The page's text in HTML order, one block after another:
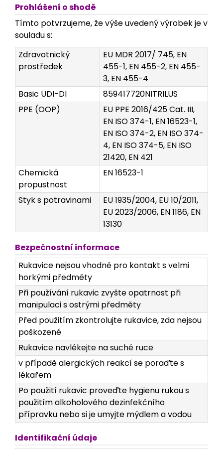
Prohlášení o shodě
Tímto potvrzujeme, že výše uvedený výrobek je v
souladu s:
Zdravotnický
prostředek
EU MDR 2017/ 745, EN
455-1, EN 455-2, EN 455-
3, EN 455-4
Basic UDI-DI
859417720NITRILUS
PPE (OOP)
EU PPE 2016/425 Cat. III,
EN ISO 374-1, EN 16523-1,
EN ISO 374-2, EN ISO 374-
4, EN ISO 374-5, EN ISO
21420, EN 421
Chemická
propustnost
EN 16523-1
Styk s potravinami
EU 1935/2004, EU 10/2011,
EU 2023/2006, EN 1186, EN
13130
Bezpečnostní informace
Rukavice nejsou vhodné pro kontakt s velmi
horkými předměty
Při používání rukavic zvyšte opatrnost při
manipulaci s ostrými předměty
Před použitím zkontrolujte rukavice, zda nejsou
poškozené
Rukavice navlékejte na suché ruce
v případě alergických reakcí se poraďte s
lékařem
Po použití rukavic proveďte hygienu rukou s
použitím alkoholového dezinfekčního
přípravku nebo si je umyjte mýdlem a vodou
Identifikační údaje